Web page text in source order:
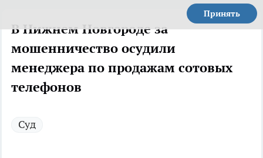
Принять
В Нижнем Новгороде за
мошенничество осудили
менеджера по продажам сотовых
телефонов
Суд